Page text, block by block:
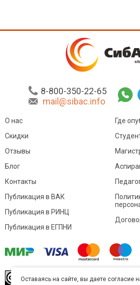
8-800-350-22-65
mail@sibac.info
О нас
Скидки
Отзывы
Блог
Контакты
Где
Публикация в ВАК
Публикация в РИНЦ
Публикация в ЕГПНИ
произведение
Оставаясь на сайте, вы даете согласие